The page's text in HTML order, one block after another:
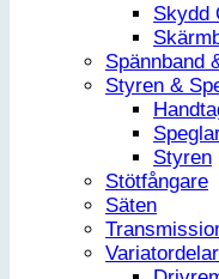
Skydd
Spännband
Styren &
Styren
Stötfångare
Säten